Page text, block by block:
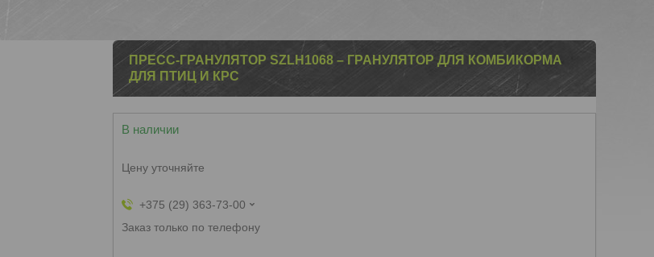
ПРЕСС-ГРАНУЛЯТОР SZLH1068 – ГРАНУЛЯТОР ДЛЯ КОМБИКОРМА
ДЛЯ ПТИЦ И КРС
В наличии
Цену уточняйте
+375 (29) 363-73-00
Заказ только по телефону